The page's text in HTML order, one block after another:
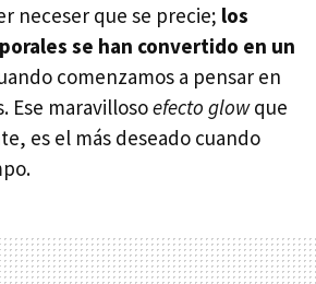
neceser que se precie; los
se han convertido en un
comenzamos a pensar en
Ese maravillosoefecto glowque
es el más deseado cuando